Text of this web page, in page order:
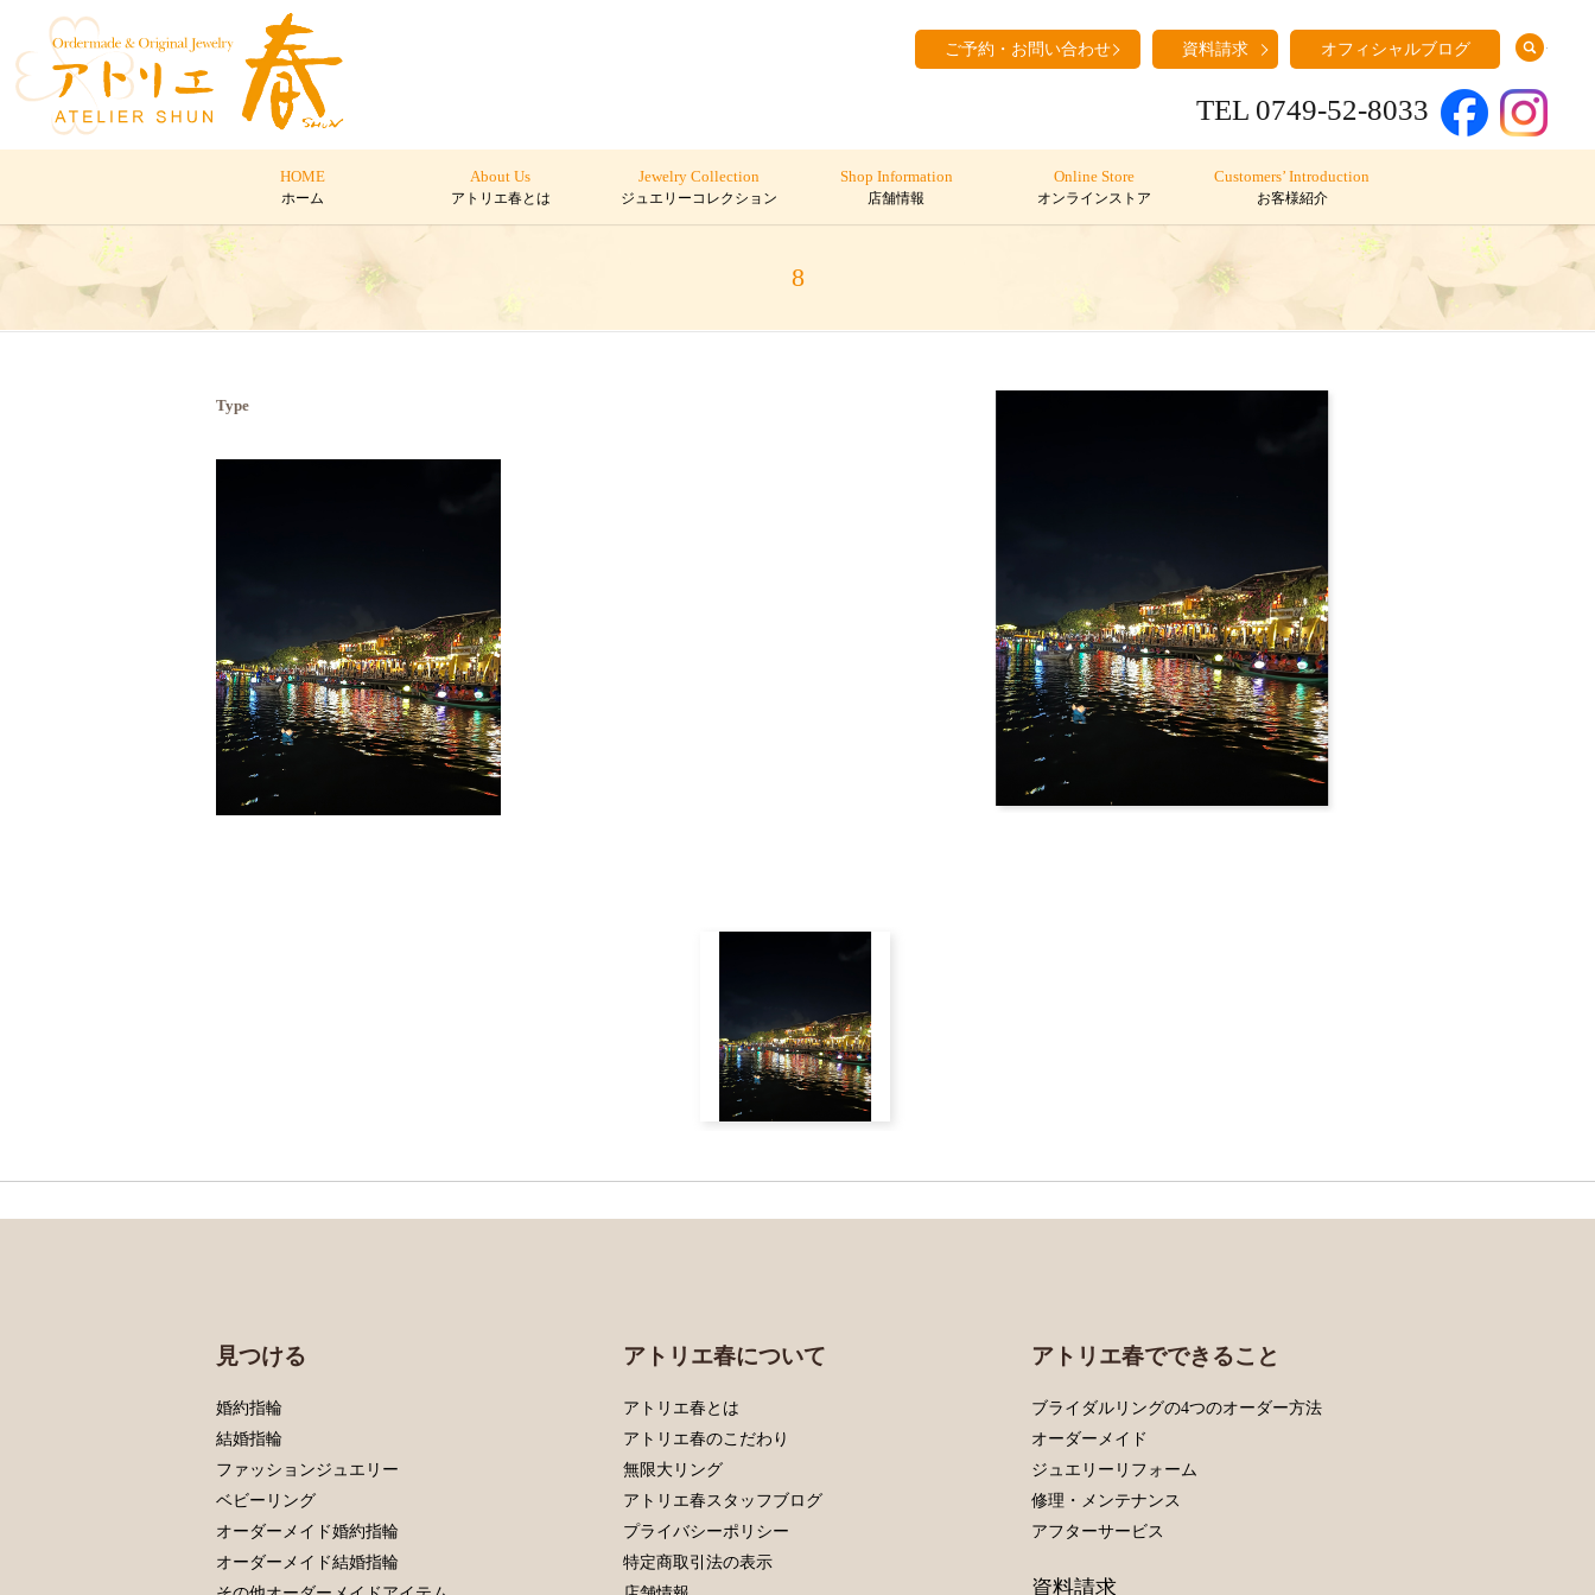
ご予約・お問い合わせ 資料請求 オフィシャルブログ
TEL 0749-52-8033
HOME
ホーム
About Us
アトリエ春とは
Jewelry Collection
ジュエリーコレクション
Shop Information
店舗情報
Online Store
オンラインストア
Customers’ Introduction
お客様紹介
8
Type
見つける
婚約指輪
結婚指輪
ファッションジュエリー
ベビーリング
オーダーメイド婚約指輪
オーダーメイド結婚指輪
アトリエ春について
アトリエ春とは
アトリエ春のこだわり
無限大リング
アトリエ春スタッフブログ
プライバシーポリシー
特定商取引法の表示
アトリエ春でできること
ブライダルリングの4つのオーダー方法
オーダーメイド
ジュエリーリフォーム
修理・メンテナンス
アフターサービス
資料請求